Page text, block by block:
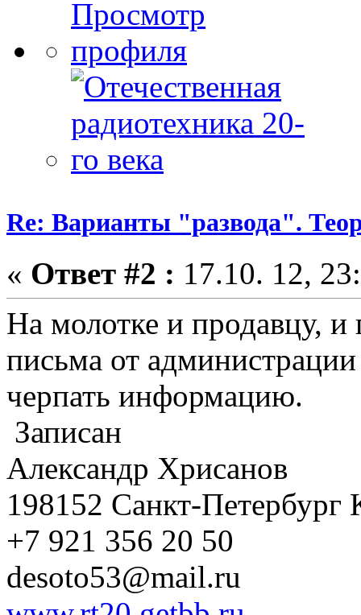
Re: Варианты "развода".
« Ответ #2 : 17.10. 12,
На молотке и продавцу, и
письма от
черпать информацию.
Записан
Александр Хрисанов
198152 Санкт-Петербург
+7 921 356 20 50
desoto53@mail.ru